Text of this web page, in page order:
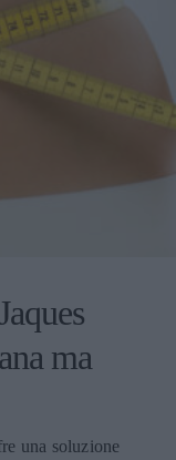
ma
una soluzione